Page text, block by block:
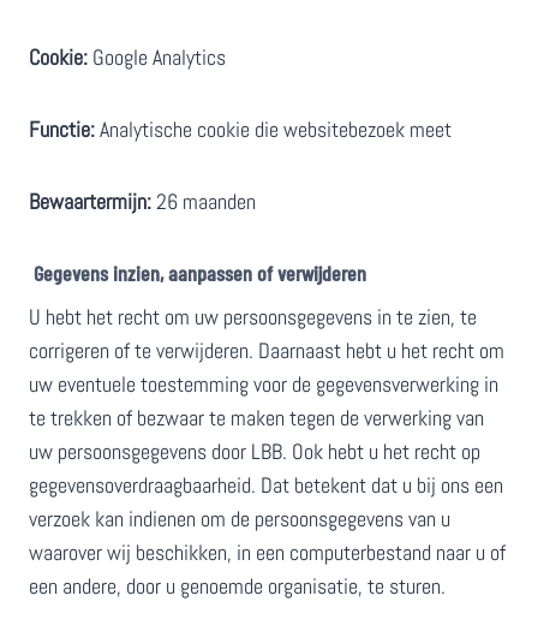
Cookie: Google Analytics
Functie:Analytische cookie die websitebezoek meet
Bewaartermijn:26 maanden
Gegevens inzien, aanpassen of verwijderen
U hebt het recht om uw persoonsgegevens in te zien, te
corrigeren of te verwijderen. Daarnaast hebt u het recht om
uw eventuele toestemming voor de gegevensverwerking in
te trekken of bezwaar te maken tegen de verwerking van
uw persoonsgegevens door LBB. Ook hebt u het recht op
gegevensoverdraagbaarheid. Dat betekent dat u bij ons een
verzoek kan indienen om de persoonsgegevens van u
waarover wij beschikken, in een computerbestand naar u of
een andere, door u genoemde organisatie, te sturen.